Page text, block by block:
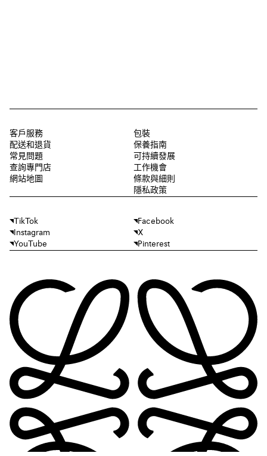
客戶服務
配送和退貨
常見問題
查詢專門店
網站地圖
包裝
保養指南
可持續發展
工作機會
條款與細則
隱私政策
TikTok
Facebook
Instagram
X
YouTube
Pinterest